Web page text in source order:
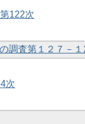
122次
調査第１２７－１
次